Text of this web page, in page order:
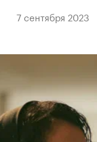
7 сентября 2023